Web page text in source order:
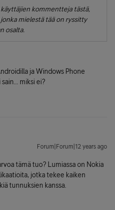
kommentteja tästä,
mielestä tää on ryssitty
osalta.
ja Windows Phone
miksi ei?
Forum|Forum|12 years ago
tämä tuo? Lumiassa on Nokia
jotka tekee kaiken
tunnuksien kanssa.